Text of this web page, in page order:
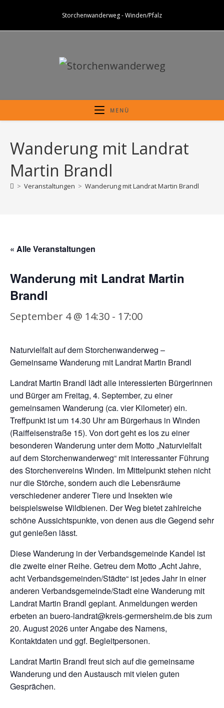
springen
Storchenwanderweg - Winden/Pfalz
MENÜ
Wanderung mit Landrat
Martin Brandl
> Veranstaltungen > Wanderung mit Landrat Martin Brandl
« Alle Veranstaltungen
Wanderung mit Landrat Martin
Brandl
September 4 @ 14:30 - 17:00
Naturvielfalt auf dem Storchenwanderweg –
Gemeinsame Wanderung mit Landrat Martin Brandl
Landrat Martin Brandl lädt alle interessierten Bürgerinnen
und Bürger am Freitag, 4. September, zu einer
gemeinsamen Wanderung (ca. vier Kilometer) ein.
Treffpunkt ist um 14.30 Uhr am Bürgerhaus in Winden
(Raiffeisenstraße 15). Von dort geht es los zu einer
besonderen Wanderung unter dem Motto „Naturvielfalt
auf dem Storchenwanderweg“ mit interessanter Führung
des Storchenvereins Winden. Im Mittelpunkt stehen nicht
nur die Störche, sondern auch die Lebensräume
verschiedener anderer Tiere und Insekten wie
beispielsweise Wildbienen. Der Weg bietet zahlreiche
schöne Aussichtspunkte, von denen aus die Gegend sehr
gut genießen lässt.
Diese Wanderung in der Verbandsgemeinde Kandel ist
die zweite einer Reihe. Getreu dem Motto „Acht Jahre,
acht Verbandsgemeinden/Städte“ ist jedes Jahr in einer
anderen Verbandsgemeinde/Stadt eine Wanderung mit
Landrat Martin Brandl geplant. Anmeldungen werden
erbeten an buero-landrat@kreis-germersheim.de bis zum
20. August 2026 unter Angabe des Namens,
Kontaktdaten und ggf. Begleitpersonen.
Landrat Martin Brandl freut sich auf die gemeinsame
Wanderung und den Austausch mit vielen guten
Gesprächen.